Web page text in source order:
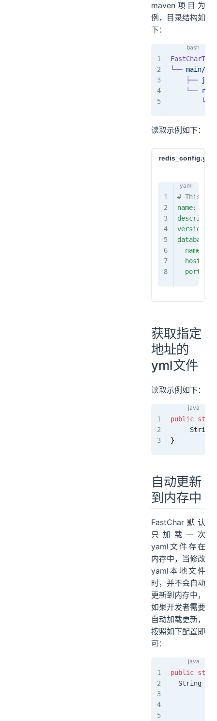
maven项目为
例，目录结构如
下：
└── main/
    ├──
    └──
        └──
读取示例如下：
# This is
name:
version
database
  name
  host
  port
获取指定
地址的
yml文件
读取示例如下：
public
     String
}
自动更新
到内存中
FastChar默认
只加载一次
yaml文件存在
内存中，当修改
yaml本地文件
时，并不会自动
更新到内存中，
如果开发者需要
自动加载更新，
按照如下配置即
可：
public
  String